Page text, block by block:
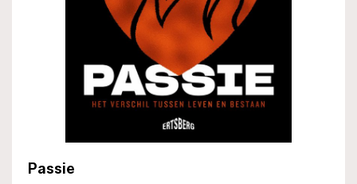
Passie